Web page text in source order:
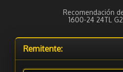
Recomendación
1600-24 24TL
Remitente: